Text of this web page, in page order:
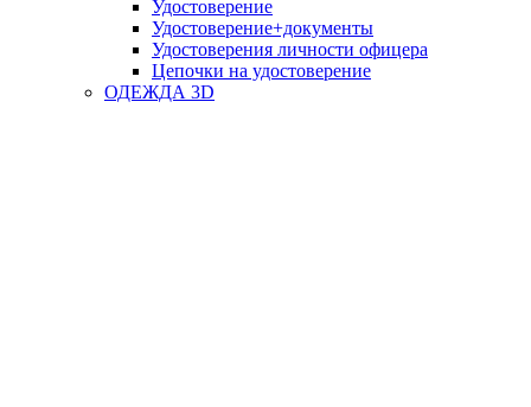
Удостоверение
Удостоверение+документы
Удостоверения личности офицера
Цепочки на удостоверение
ОДЕЖДА 3D